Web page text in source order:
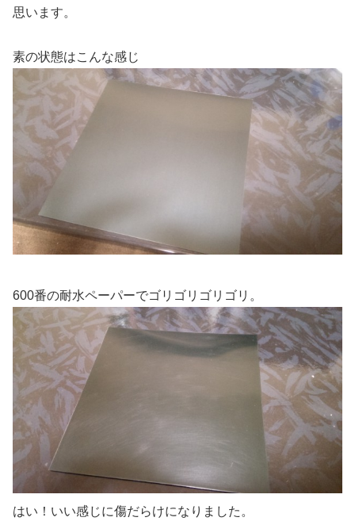
思います。
素の状態はこんな感じ
600番の耐水ペーパーでゴリゴリゴリゴリ。
はい！いい感じに傷だらけになりました。